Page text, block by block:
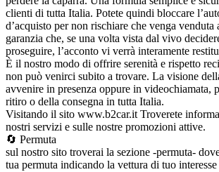
clienti di tutta Italia. Potete quindi bloccare
d’acquisto per non rischiare che venga
garanzia che, se una volta vista dal vivo
proseguire, l’acconto vi verrà interamente
È il nostro modo di offrire serenità e rispetto
non può venirci subito a trovare. La visione
avvenire in presenza oppure in videochiamata,
ritiro o della consegna in tutta Italia.
Visitando il sito www.b2car.it Troverete
nostri servizi e sulle nostre promozioni attive.
🔄 Permuta
sul nostro sito troverai la sezione -permuta-
tua permuta indicando la vettura di tuo interesse